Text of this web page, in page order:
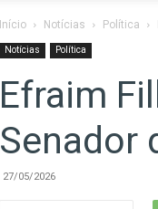
Início Notícias Política
Notícias Política
Efraim
Senador
27/05/2026